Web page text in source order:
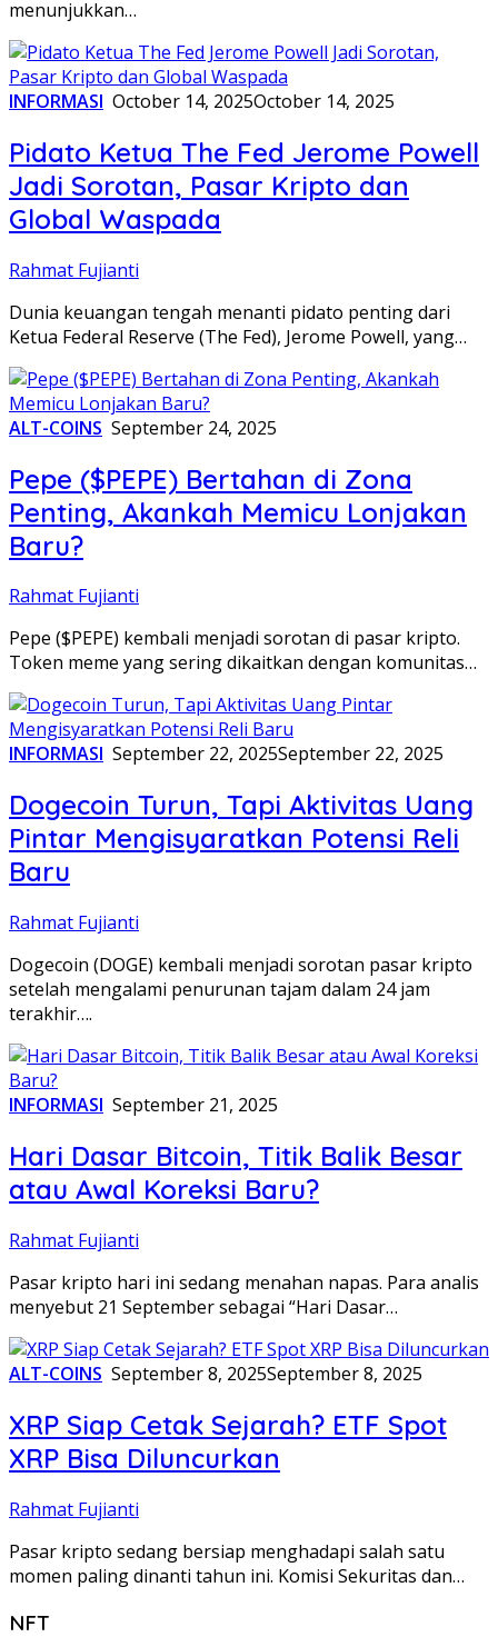
menunjukkan…
INFORMASI October 14, 2025October 14, 2025
Pidato Ketua The Fed Jerome Powell
Jadi Sorotan, Pasar Kripto dan
Global Waspada
Rahmat Fujianti
Dunia keuangan tengah menanti pidato penting dari
Ketua Federal Reserve (The Fed), Jerome Powell, yang…
ALT-COINS September 24, 2025
Pepe ($PEPE) Bertahan di Zona
Penting, Akankah Memicu Lonjakan
Baru?
Rahmat Fujianti
Pepe ($PEPE) kembali menjadi sorotan di pasar kripto.
Token meme yang sering dikaitkan dengan komunitas…
INFORMASI September 22, 2025September 22, 2025
Dogecoin Turun, Tapi Aktivitas Uang
Pintar Mengisyaratkan Potensi Reli
Baru
Rahmat Fujianti
Dogecoin (DOGE) kembali menjadi sorotan pasar kripto
setelah mengalami penurunan tajam dalam 24 jam
terakhir….
INFORMASI September 21, 2025
Hari Dasar Bitcoin, Titik Balik Besar
atau Awal Koreksi Baru?
Rahmat Fujianti
Pasar kripto hari ini sedang menahan napas. Para analis
menyebut 21 September sebagai “Hari Dasar…
ALT-COINS September 8, 2025September 8, 2025
XRP Siap Cetak Sejarah? ETF Spot
XRP Bisa Diluncurkan
Rahmat Fujianti
Pasar kripto sedang bersiap menghadapi salah satu
momen paling dinanti tahun ini. Komisi Sekuritas dan…
NFT